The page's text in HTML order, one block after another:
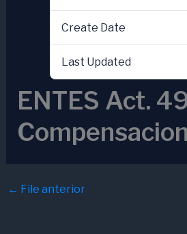
Create Date
Last Updated
ENTES Act.
← File anterior